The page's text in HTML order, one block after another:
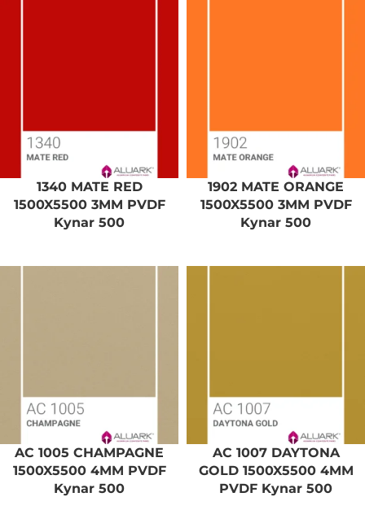
1340 MATE RED
1500X5500 3MM PVDF
Kynar 500
1902 MATE ORANGE
1500X5500 3MM PVDF
Kynar 500
AC 1005 CHAMPAGNE
1500X5500 4MM PVDF
Kynar 500
AC 1007 DAYTONA
GOLD 1500X5500 4MM
PVDF Kynar 500